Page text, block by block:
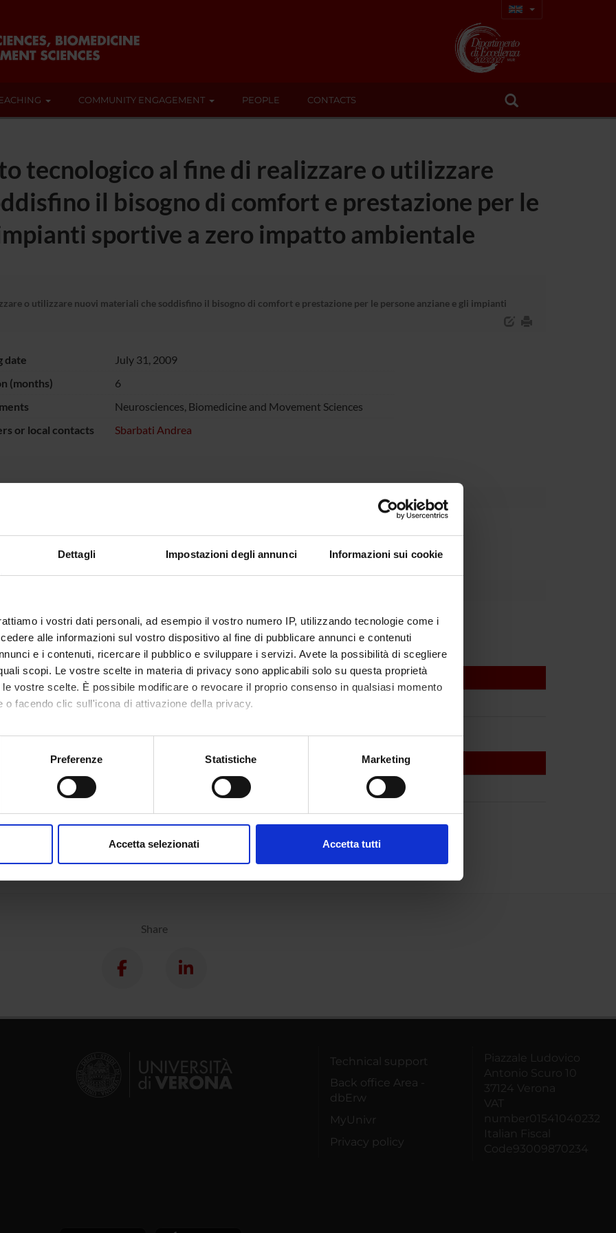
Dettagli Impostazioni degli annunci Informazioni sui cookie
i vostri dati personali, ad esempio il vostro numero IP, utilizzando tecnologie come i
alle informazioni sul vostro dispositivo al fine di pubblicare annunci e contenuti
e i contenuti, ricercare il pubblico e sviluppare i servizi. Avete la possibilità di scegliere
scopi. Le vostre scelte in materia di privacy sono applicabili solo su questa proprietà
vostre scelte. È possibile modificare o revocare il proprio consenso in qualsiasi momento
o facendo clic sull'icona di attivazione della privacy.
anche:
sulla tua posizione geografica, con un'approssimazione di qualche metro,
in qualsiasi momento dalla Dichiarazione sui cookie.
Preferenze Statistiche Marketing
Accetta selezionati Accetta tutti
COMMUNITY ENGAGEMENT PEOPLE CONTACTS
tecnologico al fine di realizzare o utilizzare
il bisogno di comfort e prestazione per le
sportive a zero impatto ambientale
o utilizzare nuovi materiali che soddisfino il bisogno di comfort e prestazione per le persone anziane e gli impianti
date
July 31, 2009
(months)
6
Neurosciences, Biomedicine and Movement Sciences
or local contacts
Sbarbati Andrea
Full Professor
AREAS INVOLVED IN THE PROJECT
& Morphology
and Histology Section
Share
Technical support
Back office Area -
dbErw
MyUnivr
Privacy policy
Piazzale Ludovico
Antonio Scuro 10
37124 Verona
VAT
number01541040232
Italian Fiscal
Code93009870234